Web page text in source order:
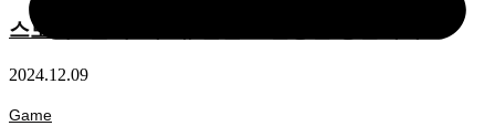
스토커2 출시 3주차, 할말 고민중인 당신에게
2024.12.09
Game